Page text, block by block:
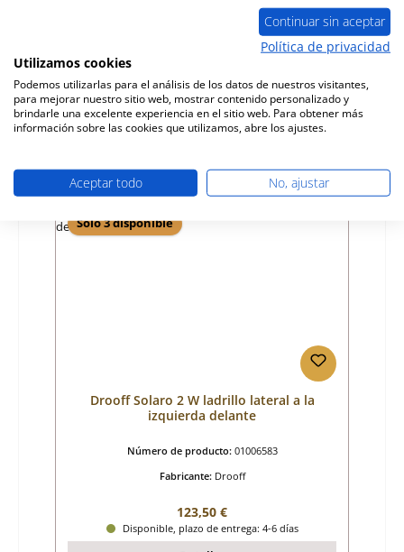
01048342
Precio normal:
73,80 €
Disponible, plazo de entrega: 4-6 días
Sólo 3 disponible
Drooff Solaro 2 W ladrillo lateral a la
izquierda delante
Número de producto: 01006583
Fabricante: Drooff
Precio normal:
123,50 €
Disponible, plazo de entrega: 4-6 días
Continuar sin aceptar
Política de privacidad
Utilizamos cookies
Podemos utilizarlas para el análisis de los datos de nuestros visitantes,
para mejorar nuestro sitio web, mostrar contenido personalizado y
brindarle una excelente experiencia en el sitio web. Para obtener más
información sobre las cookies que utilizamos, abre los ajustes.
Aceptar todo No, ajustar